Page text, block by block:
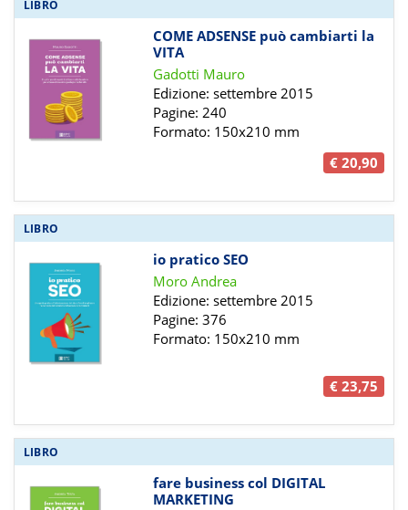
LIBRO
COME ADSENSE può cambiarti la
VITA
Gadotti Mauro
Edizione: settembre 2015
Pagine: 240
Formato: 150x210 mm
€ 20,90
LIBRO
io pratico SEO
Moro Andrea
Edizione: settembre 2015
Pagine: 376
Formato: 150x210 mm
€ 23,75
LIBRO
fare business col DIGITAL
MARKETING